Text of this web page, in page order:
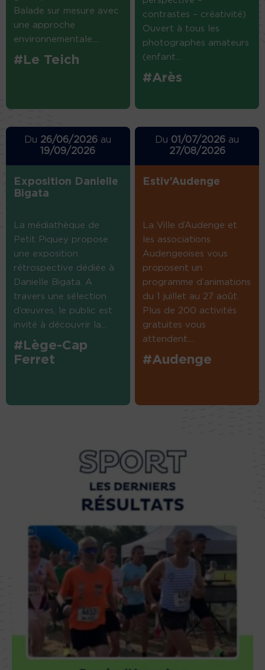
Balade sur mesure avec
une approche
environnementale....
#Le Teich
contrastes – créativité)
Ouvert à tous les
photographes amateurs
(enfant...
#Arès
Du 26/06/2026 au
19/09/2026
Exposition Danielle
Bigata
La médiathèque de
Petit Piquey propose
une exposition
rétrospective dédiée à
Danielle Bigata. A
travers une sélection
d’œuvres, le public est
invité à découvrir la...
#Lège-Cap
Ferret
Du 01/07/2026 au
27/08/2026
Estiv’Audenge
La Ville d’Audenge et
les associations
Audengeoises vous
proposent un
programme d’animations
du 1 juillet au 27 août.
Plus de 200 activités
gratuites vous
attendent....
#Audenge